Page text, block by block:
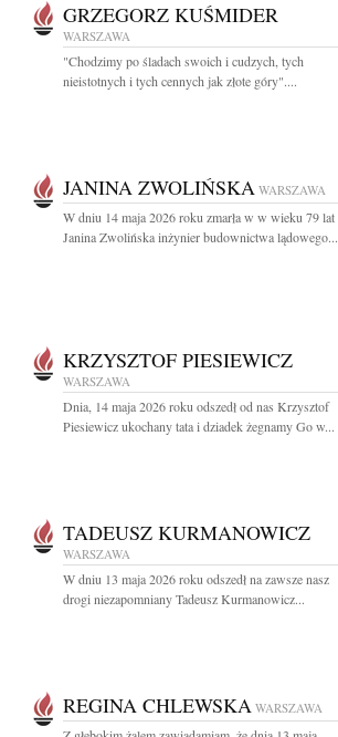
GRZEGORZ KUŚMIDER
WARSZAWA
"Chodzimy po śladach swoich i cudzych, tych
nieistotnych i tych cennych jak złote góry"....
JANINA ZWOLIŃSKA WARSZAWA
W dniu 14 maja 2026 roku zmarła w w wieku 79 lat
Janina Zwolińska inżynier budownictwa lądowego...
KRZYSZTOF PIESIEWICZ
WARSZAWA
Dnia, 14 maja 2026 roku odszedł od nas Krzysztof
Piesiewicz ukochany tata i dziadek żegnamy Go w...
TADEUSZ KURMANOWICZ
WARSZAWA
W dniu 13 maja 2026 roku odszedł na zawsze nasz
drogi niezapomniany Tadeusz Kurmanowicz...
REGINA CHLEWSKA WARSZAWA